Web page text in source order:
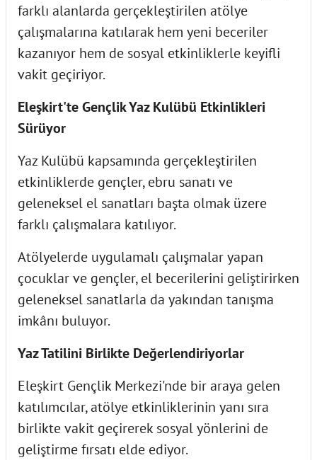
farklı alanlarda gerçekleştirilen atölye
çalışmalarına katılarak hem yeni beceriler
kazanıyor hem de sosyal etkinliklerle keyifli
vakit geçiriyor.
Eleşkirt'te Gençlik Yaz Kulübü Etkinlikleri
Sürüyor
Yaz Kulübü kapsamında gerçekleştirilen
etkinliklerde gençler, ebru sanatı ve
geleneksel el sanatları başta olmak üzere
farklı çalışmalara katılıyor.
Atölyelerde uygulamalı çalışmalar yapan
çocuklar ve gençler, el becerilerini geliştirirken
geleneksel sanatlarla da yakından tanışma
imkânı buluyor.
Yaz Tatilini Birlikte Değerlendiriyorlar
Eleşkirt Gençlik Merkezi'nde bir araya gelen
katılımcılar, atölye etkinliklerinin yanı sıra
birlikte vakit geçirerek sosyal yönlerini de
geliştirme fırsatı elde ediyor.